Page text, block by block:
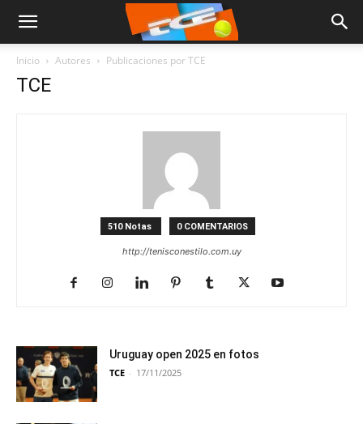
Inicio Autores Publicaciones por TCE
TCE
510 Notas 0 COMENTARIOS
http://tenisconestilo.com.uy
Uruguay open 2025 en fotos
TCE - 17/11/2025